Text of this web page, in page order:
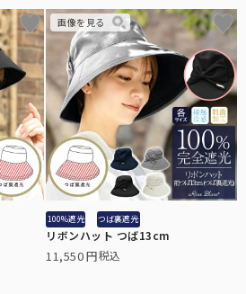
100%遮光 つば裏遮光
リボンハット つば13cm
11,550 税込